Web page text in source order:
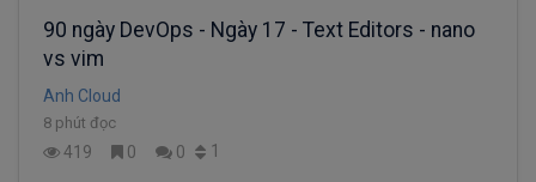
90 ngày DevOps - Ngày 17 - Text Editors - nano
vs vim
Anh Cloud
8 phút đọc
419 0 0 1